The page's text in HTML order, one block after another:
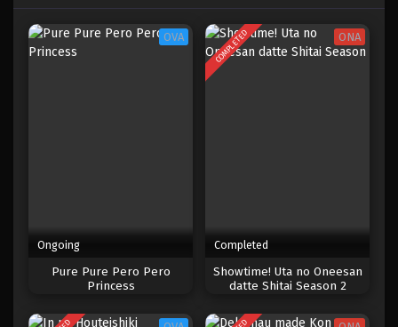
OVA
Ongoing
Pure Pure Pero Pero
Princess
COMPLETED ONA
Completed
Showtime! Uta no Oneesan
datte Shitai Season 2